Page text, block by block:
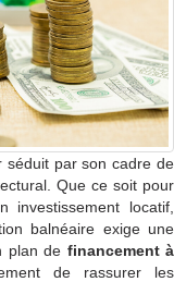
séduit par son cadre de
Que ce soit pour
investissement locatif,
balnéaire exige une
plan de financement à
de rassurer les